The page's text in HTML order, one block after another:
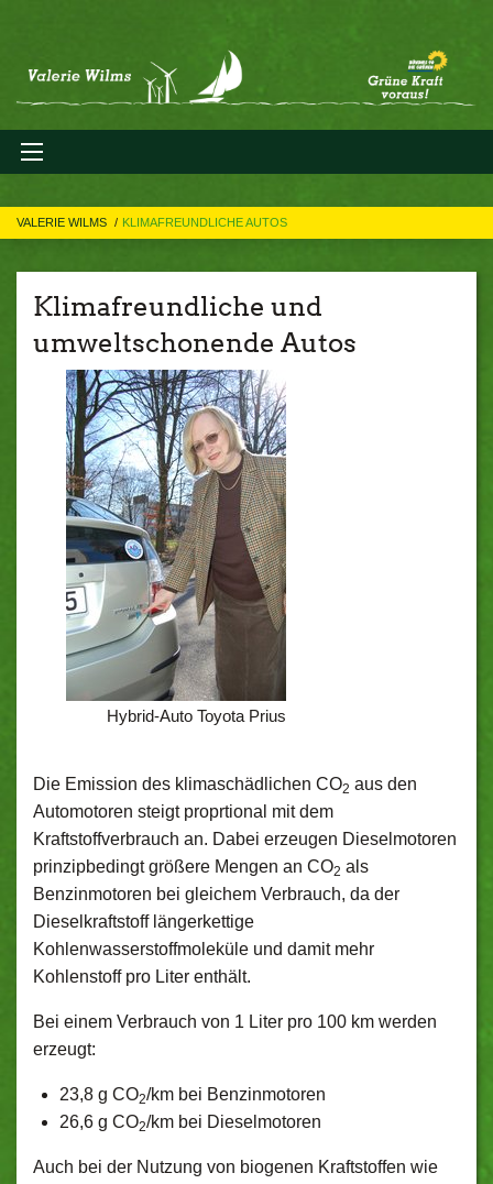
VALERIE WILMS KLIMAFREUNDLICHE AUTOS
Klimafreundliche und
umweltschonende Autos
Hybrid-Auto Toyota Prius
Die Emission des klimaschädlichen CO2 aus den
Automotoren steigt proprtional mit dem
Kraftstoffverbrauch an. Dabei erzeugen Dieselmotoren
prinzipbedingt größere Mengen an CO2 als
Benzinmotoren bei gleichem Verbrauch, da der
Dieselkraftstoff längerkettige
Kohlenwasserstoffmoleküle und damit mehr
Kohlenstoff pro Liter enthält.
Bei einem Verbrauch von 1 Liter pro 100 km werden
erzeugt:
23,8 g CO2/km bei Benzinmotoren
26,6 g CO2/km bei Dieselmotoren
Auch bei der Nutzung von biogenen Kraftstoffen wie